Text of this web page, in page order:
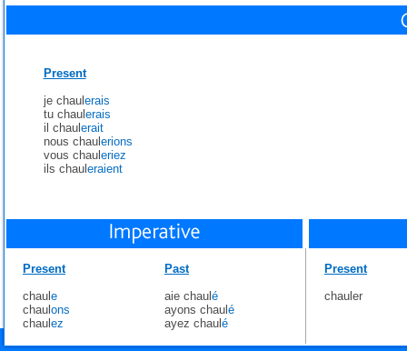
Present
je chaul erais
tu chaul erais
il chaul erait
nous chaul erions
vous chaul eriez
ils chaul eraient
Present
chaul e
chaul ons
chaul ez
Past
aie chaul é
ayons chaul é
ayez chaul é
Present
chauler